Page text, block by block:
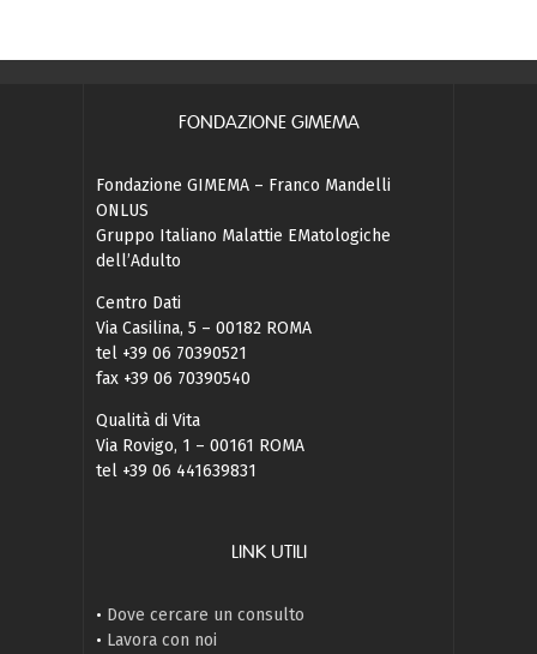
FONDAZIONE GIMEMA
Fondazione GIMEMA – Franco Mandelli
ONLUS
Gruppo Italiano Malattie EMatologiche
dell’Adulto
Centro Dati
Via Casilina, 5 – 00182 ROMA
tel +39 06 70390521
fax +39 06 70390540
Qualità di Vita
Via Rovigo, 1 – 00161 ROMA
tel +39 06 441639831
LINK UTILI
• Dove cercare un consulto
• Lavora con noi